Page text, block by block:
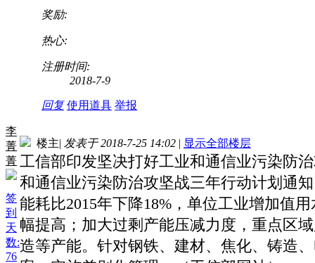
奖励:
热心:
注册时间:
2018-7-9
回复 使用道具 举报
李
菁
菁
签
到
天
数:
76
楼主| 发表于 2018-7-25 14:02 | 显示全部楼层
工信部印发坚决打好工业和通信业污染防
和通信业污染防治攻坚战三年行动计划通
能耗比2015年下降18%，单位工业增加值
幅提高；加大过剩产能压减力度，重点区
造等产能。针对钢铁、建材、焦化、铸造